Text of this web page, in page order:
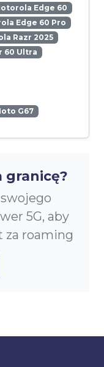
Edge 60
Edge 60 Pro
Razr 2025
60 Ultra
G67
granicę?
5G, aby
za roaming